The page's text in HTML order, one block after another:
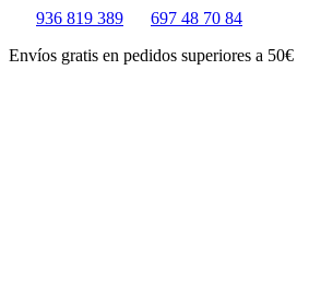
contenido
936 819 389
697 48 70 84
Envíos gratis en pedidos superiores a 50€